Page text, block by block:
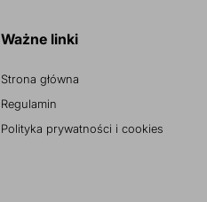
Ważne linki
Strona główna
Regulamin
Polityka prywatności i cookies